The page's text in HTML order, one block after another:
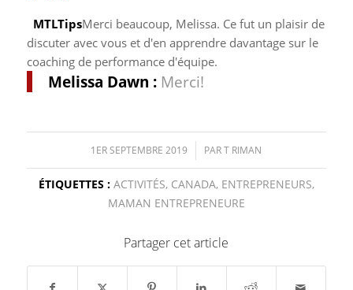
MTLTipsMerci beaucoup, Melissa. Ce fut un plaisir de
discuter avec vous et d'en apprendre davantage sur le
coaching de performance d'équipe.
Melissa Dawn :Merci!
1ER SEPTEMBRE 2019
/ PART RIMAN
ÉTIQUETTES : ACTIVITÉS, CANADA, ENTREPRENEURS,
MAMAN ENTREPRENEURE
Partager cet article